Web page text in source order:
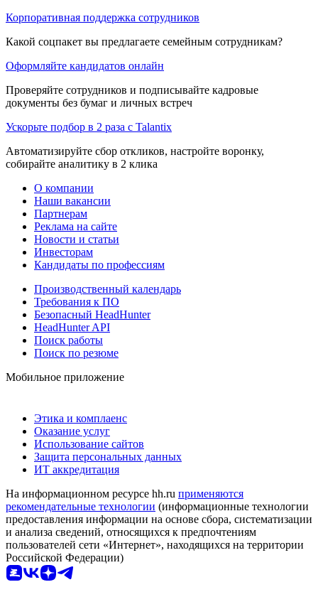
Корпоративная поддержка сотрудников
Какой соцпакет вы предлагаете семейным сотрудникам?
Оформляйте кандидатов онлайн
Проверяйте сотрудников и подписывайте кадровые
документы без бумаг и личных встреч
Ускорьте подбор в 2 раза с Talantix
Автоматизируйте сбор откликов, настройте воронку,
собирайте аналитику в 2 клика
О компании
Наши вакансии
Партнерам
Реклама на сайте
Новости и статьи
Инвесторам
Кандидаты по профессиям
Производственный календарь
Требования к ПО
Безопасный HeadHunter
HeadHunter API
Поиск работы
Поиск по резюме
Мобильное приложение
Этика и комплаенс
Оказание услуг
Использование сайтов
Защита персональных данных
ИТ аккредитация
На информационном ресурсе hh.ru применяются
рекомендательные технологии (информационные технологии
предоставления информации на основе сбора, систематизации
и анализа сведений, относящихся к предпочтениям
пользователей сети «Интернет», находящихся на территории
Российской Федерации)